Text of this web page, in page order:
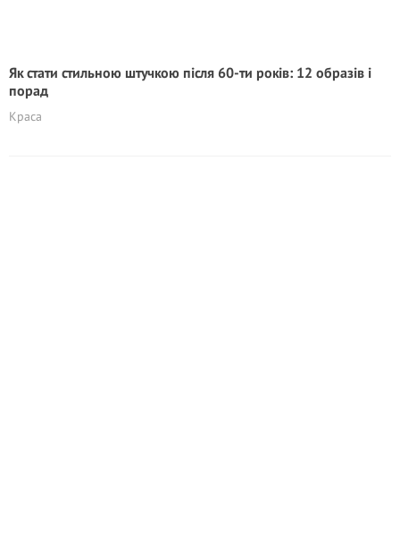
Як стати стильною штучкою після 60-ти років: 12 образів і
порад
Краса